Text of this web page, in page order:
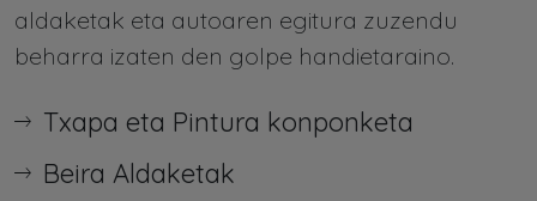
aldaketak eta autoaren egitura zuzendu
beharra izaten den golpe handietaraino.
Txapa eta Pintura konponketa
Beira Aldaketak